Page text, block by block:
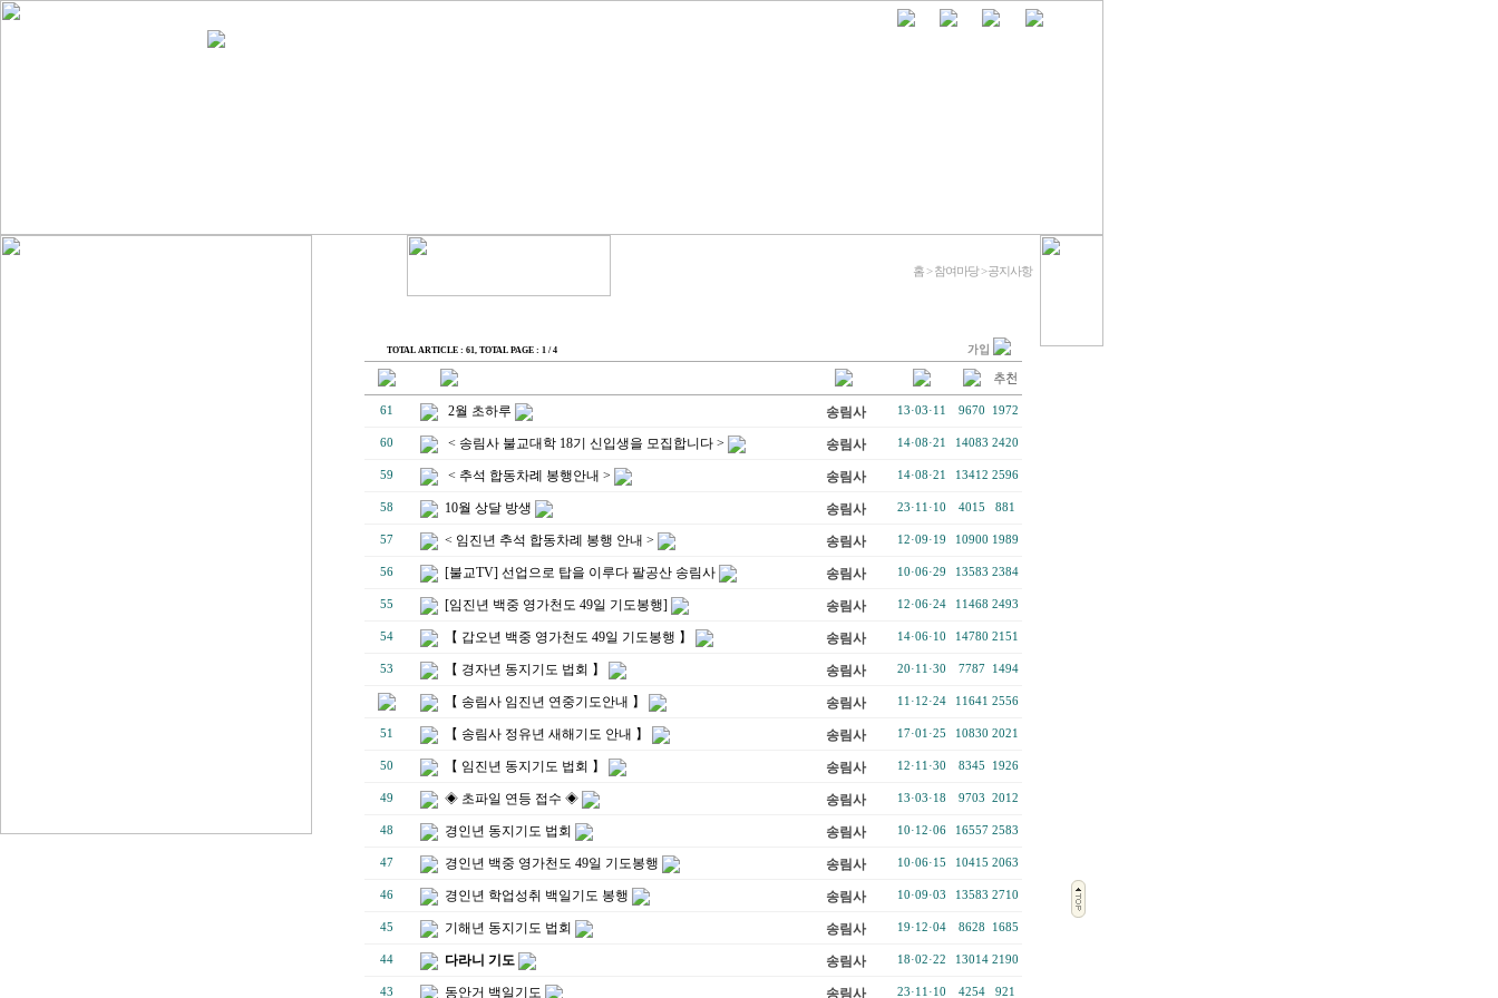
홈 > 참여마당 > 공지사항
TOTAL ARTICLE : 61, TOTAL PAGE : 1 / 4
61 2월 초하루 송림사 13·03·11 9670 1972
60 < 송림사 불교대학 18기 신입생을 모집합니다 > 송림사 14·08·21 14083 2420
59 < 추석 합동차례 봉행안내 > 송림사 14·08·21 13412 2596
58 10월 상달 방생 송림사 23·11·10 4015 881
57 < 임진년 추석 합동차례 봉행 안내 > 송림사 12·09·19 10900 1989
56 [불교TV] 선업으로 탑을 이루다 팔공산 송림사 송림사 10·06·29 13583 2384
55 [임진년 백중 영가천도 49일 기도봉행] 송림사 12·06·24 11468 2493
54 【 갑오년 백중 영가천도 49일 기도봉행 】 송림사 14·06·10 14780 2151
53 【 경자년 동지기도 법회 】 송림사 20·11·30 7787 1494
【 송림사 임진년 연중기도안내 】 송림사 11·12·24 11641 2556
51 【 송림사 정유년 새해기도 안내 】 송림사 17·01·25 10830 2021
50 【 임진년 동지기도 법회 】 송림사 12·11·30 8345 1926
49 ◈ 초파일 연등 접수 ◈ 송림사 13·03·18 9703 2012
48 경인년 동지기도 법회 송림사 10·12·06 16557 2583
47 경인년 백중 영가천도 49일 기도봉행 송림사 10·06·15 10415 2063
46 경인년 학업성취 백일기도 봉행 송림사 10·09·03 13583 2710
45 기해년 동지기도 법회 송림사 19·12·04 8628 1685
44 다라니 기도 송림사 18·02·22 13014 2190
43 동안거 백일기도 송림사 23·11·10 4254 921